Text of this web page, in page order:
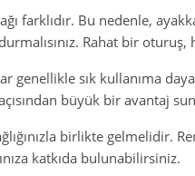
farklıdır. Bu nedenle,
Rahat bir oturuş,
genellikle sık kullanıma
büyük bir avantaj
birlikte gelmelidir.
katkıda bulunabilirsiniz.